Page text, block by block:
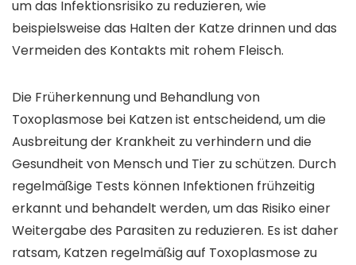
um das Infektionsrisiko zu reduzieren, wie
beispielsweise das Halten der Katze drinnen und das
Vermeiden des Kontakts mit rohem Fleisch.
Die Früherkennung und Behandlung von
Toxoplasmose bei Katzen ist entscheidend, um die
Ausbreitung der Krankheit zu verhindern und die
Gesundheit von Mensch und Tier zu schützen. Durch
regelmäßige Tests können Infektionen frühzeitig
erkannt und behandelt werden, um das Risiko einer
Weitergabe des Parasiten zu reduzieren. Es ist daher
ratsam, Katzen regelmäßig auf Toxoplasmose zu